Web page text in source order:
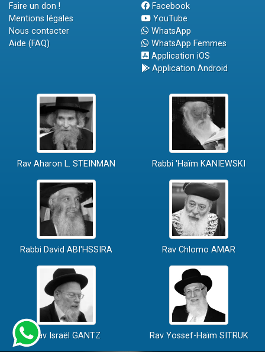
Faire un don !
Mentions légales
Nous contacter
Aide (FAQ)
Facebook
YouTube
WhatsApp
WhatsApp Femmes
Application iOS
Application Android
Rav Aharon L. STEINMAN Rabbi 'Haïm KANIEWSKI
Rabbi David ABI'HSSIRA Rav Chlomo AMAR
Rav Israël GANTZ Rav Yossef-Haïm SITRUK